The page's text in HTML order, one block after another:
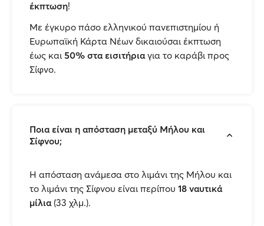
έκπτωση!
Με έγκυρο πάσο ελληνικού πανεπιστημίου ή
Ευρωπαϊκή Κάρτα Νέων δικαιούσαι έκπτωση
έως και 50% στα εισιτήριαγια το καράβι προς
Σίφνο.
Ποια είναι η απόσταση μεταξύ Μήλου και
Σίφνου;
H απόσταση ανάμεσα στο λιμάνι της Μήλου και
το λιμάνι της Σίφνου είναι περίπου 18 ναυτικά
μίλια(33 χλμ.).